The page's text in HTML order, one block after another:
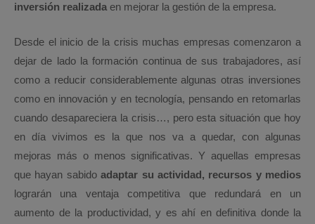
inversión realizada en mejorar la gestión de la empresa.
Desde el inicio de la crisis muchas empresas comenzaron a
dejar de lado la formación continua de sus trabajadores, así
como a reducir considerablemente algunas otras inversiones
como en innovación y en tecnología, pensando en retomarlas
cuando desapareciera la crisis…, pero esta situación que hoy
en día vivimos es la que nos va a quedar, con algunas
mejoras más o menos significativas. Y aquellas empresas
que hayan sabidoadaptar su actividad, recursos y medios
lograrán una ventaja competitiva que redundará en un
aumento de la productividad, y es ahí en definitiva donde la